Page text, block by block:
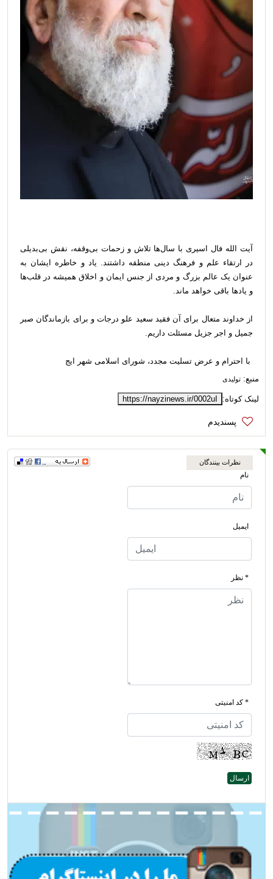
آیت الله فال اسیری با سال‌ها تلاش و زحمات بی‌وقفه، نقش بی‌بدیلی
در ارتقاء علم و فرهنگ دینی منطقه داشتند. یاد و خاطره ایشان به
عنوان یک عالم بزرگ و مردی از جنس ایمان و اخلاق همیشه در قلب‌ها
و یادها باقی خواهد ماند.
از خداوند متعال برای آن فقید سعید علو درجات و برای بازماندگان صبر
جمیل و اجر جزیل مسئلت داریم.
با احترام و عرض تسلیت مجدد، شورای اسلامی شهر ایج
منبع: تولیدی
لینک کوتاه: https://nayzinews.ir/0002uI
نظرات بینندگان
نام
ایمیل
* نظر
* کد امنیتی